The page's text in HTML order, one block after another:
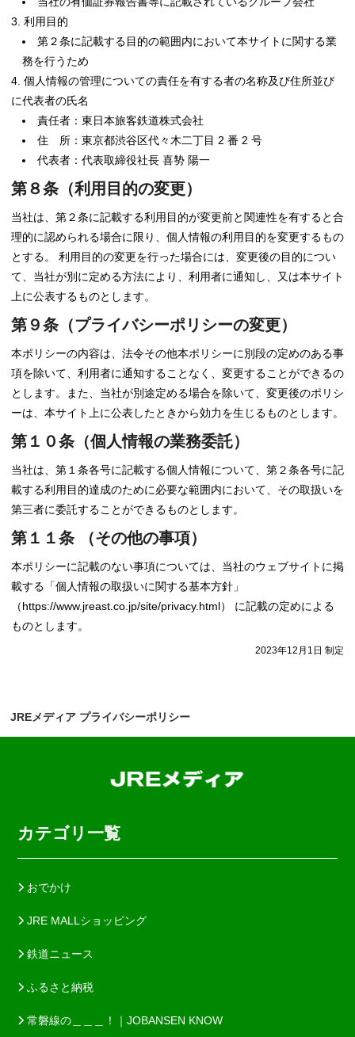
利用目的
第２条に記載する目的の範囲内において本サイトに関する業
務を行うため
個人情報の管理についての責任を有する者の名称及び住所並び
に代表者の氏名
責任者：東日本旅客鉄道株式会社
住 所：東京都渋谷区代々木二丁目 2 番 2 号
代表者：代表取締役社長 喜㔟 陽一
第８条（利用目的の変更）
当社は、第２条に記載する利用目的が変更前と関連性を有すると合
理的に認められる場合に限り、個人情報の利用目的を変更するもの
とする。 利用目的の変更を行った場合には、変更後の目的につい
て、当社が別に定める方法により、利用者に通知し、又は本サイト
上に公表するものとします。
第９条（プライバシーポリシーの変更）
本ポリシーの内容は、法令その他本ポリシーに別段の定めのある事
項を除いて、利用者に通知することなく、変更することができるの
とします。また、当社が別途定める場合を除いて、変更後のポリシ
ーは、本サイト上に公表したときから効力を生じるものとします。
第１０条（個人情報の業務委託）
当社は、第１条各号に記載する個人情報について、第２条各号に記
載する利用目的達成のために必要な範囲内において、その取扱いを
第三者に委託することができるものとします。
第１１条 （その他の事項）
本ポリシーに記載のない事項については、当社のウェブサイトに掲
載する「個人情報の取扱いに関する基本方針」
（https://www.jreast.co.jp/site/privacy.html） に記載の定めによる
ものとします。
2023年12月1日 制定
JREメディア プライバシーポリシー
カテゴリ一覧
おでかけ
JRE MALLショッピング
鉄道ニュース
ふるさと納税
常磐線の＿＿＿！｜JOBANSEN KNOW